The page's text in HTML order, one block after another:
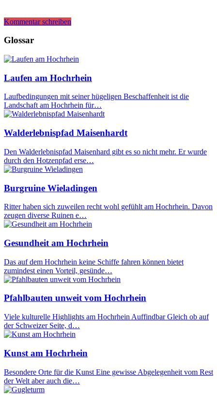
Kommentar schreiben
Glossar
Laufen am Hochrhein
Laufbedingungen mit seiner hügeligen Beschaffenheit ist die
Landschaft am Hochrhein für…
Walderlebnispfad Maisenhardt
Den Walderlebnispfad Maisenhard gibt es so nicht mehr. Er wurde
durch den Hotzenpfad erse…
Burgruine Wieladingen
Ritter haben sich zuweilen recht wohl gefühlt am Hochrhein. Davon
zeugen diverse Ruinen e…
Gesundheit am Hochrhein
Das auf dem Hochrhein keine Schiffe fahren können bietet
zumindest einen Vorteil, gesünde…
Pfahlbauten unweit vom Hochrhein
Viele kulturelle Highlights am Hochrhein Auffindbar Gleich ob auf
der Schweizer Seite, d…
Kunst am Hochrhein
Besondere Orte für die Kunst Eine gewisse Abgelegenheit vom Rest
der Welt aber auch die…